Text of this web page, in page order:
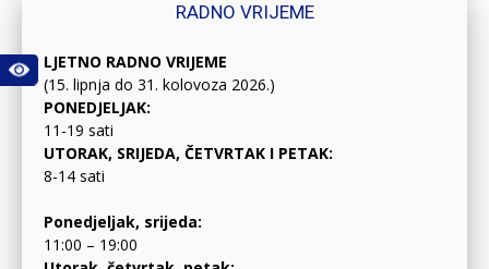
RADNO VRIJEME
LJETNO RADNO VRIJEME
(15. lipnja do 31. kolovoza 2026.)
PONEDJELJAK:
11-19 sati
UTORAK, SRIJEDA, ČETVRTAK I PETAK:
8-14 sati
Ponedjeljak, srijeda:
11:00 – 19:00